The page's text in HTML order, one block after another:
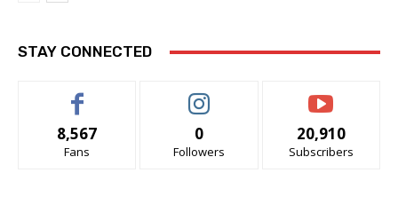
STAY CONNECTED
8,567
Fans
0
Followers
20,910
Subscribers